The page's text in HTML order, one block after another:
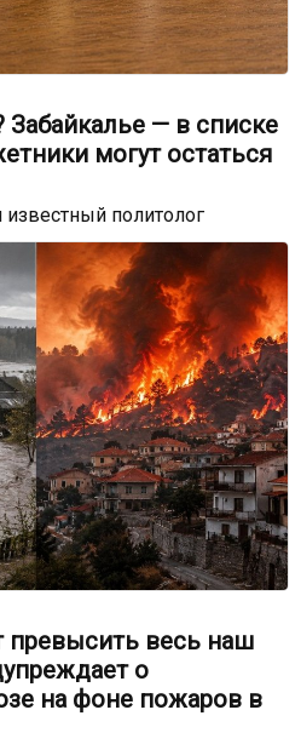
Забайкалье — в списке
могут остаться
политолог
весь наш
о
на фоне пожаров в